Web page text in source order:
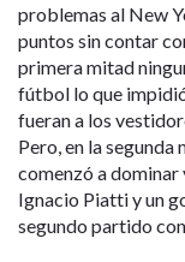
problemas al New
puntos sin contar
primera mitad
fútbol lo que
fueran a los
Pero, en la
comenzó a
Ignacio Piatti y un
segundo partido